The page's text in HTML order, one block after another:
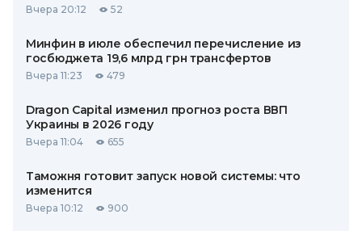
Вчера 20:12 52
Минфин в июле обеспечил перечисление из
госбюджета 19,6 млрд грн трансфертов
Вчера 11:23 479
Dragon Capital изменил прогноз роста ВВП
Украины в 2026 году
Вчера 11:04 655
Таможня готовит запуск новой системы: что
изменится
Вчера 10:12 900